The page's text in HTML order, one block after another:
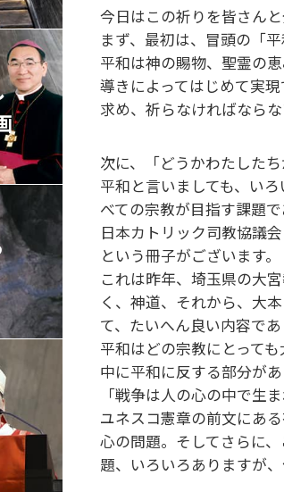
今日はこの祈りを皆さん
まず、最初は、冒頭の「
平和は神の賜物、聖霊の
導きによってはじめて実
求め、祈らなければなら
次に、「どうかわたした
平和と言いましても、い
べての宗教が目指す課題
日本カトリック司教協議
という冊子がございます
これは昨年、埼玉県の大
く、神道、それから、大
て、たいへん良い内容で
平和はどの宗教にとって
中に平和に反する部分が
「戦争は人の心の中で
ユネスコ憲章の前文にあ
心の問題。そしてさらに
題、いろいろありますが